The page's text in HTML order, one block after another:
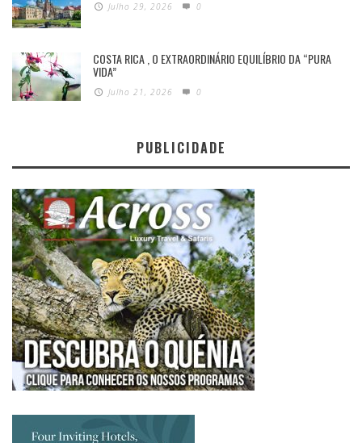
Julho 29, 2026 0
COSTA RICA , O EXTRAORDINÁRIO EQUILÍBRIO DA “PURA
VIDA”
Julho 21, 2026 0
PUBLICIDADE